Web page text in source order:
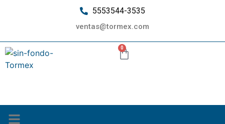
5553544-3535
ventas@tormex.com
0